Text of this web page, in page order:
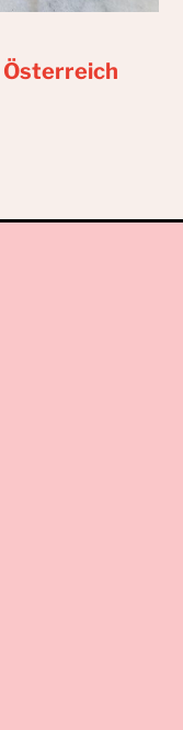
Österreich